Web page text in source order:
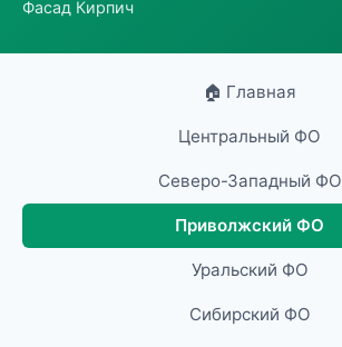
Фасад Кирпич
🏠 Главная
Центральный ФО
Северо-Западный ФО
Приволжский ФО
Уральский ФО
Сибирский ФО